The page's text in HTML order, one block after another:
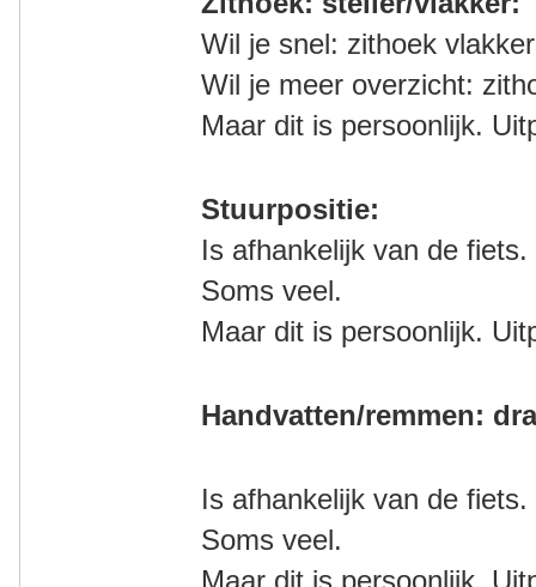
Wil je snel: zithoek
Wil je meer overzicht:
Maar dit is persoonlijk.
Stuurpositie:
Is afhankelijk van de
Soms veel.
Maar dit is persoonlijk.
Handvatten/remmen:
Is afhankelijk van de
Soms veel.
Maar dit is persoonlijk.